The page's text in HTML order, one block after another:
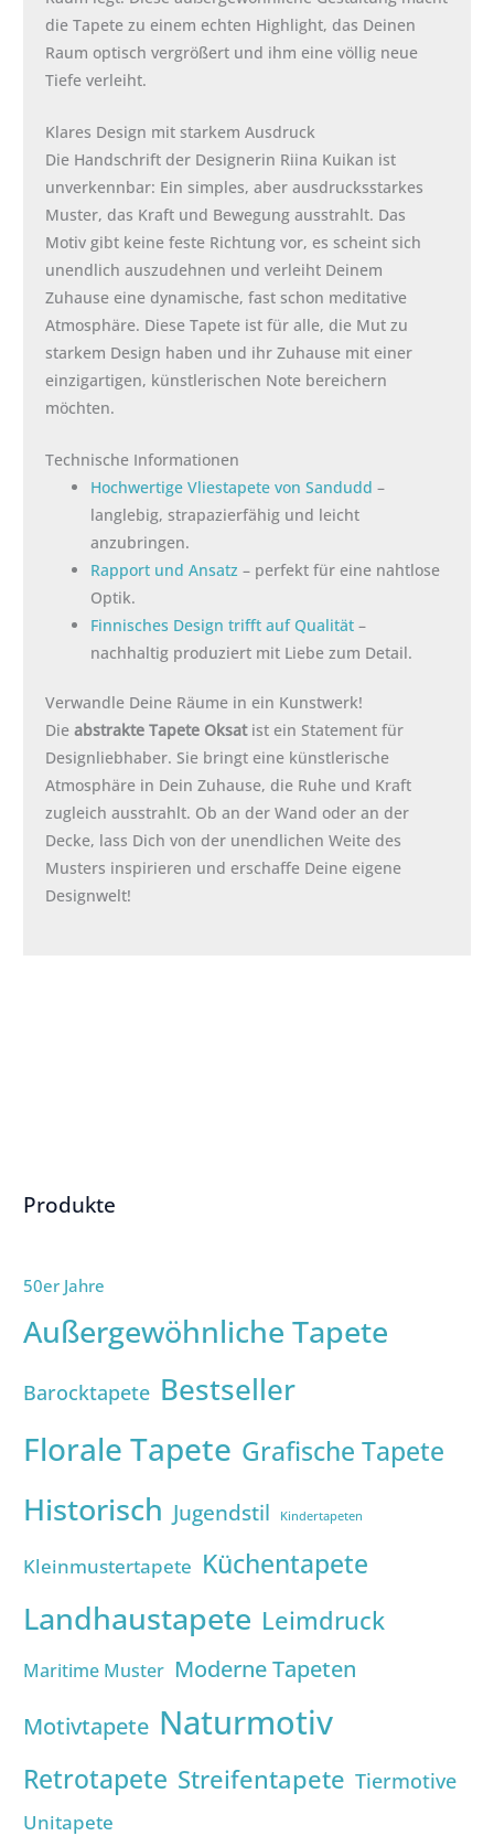
die Tapete zu einem echten Highlight, das Deinen
Raum optisch vergrößert und ihm eine völlig neue
Tiefe verleiht.
Klares Design mit starkem Ausdruck
Die Handschrift der Designerin Riina Kuikan ist
unverkennbar: Ein simples, aber ausdrucksstarkes
Muster, das Kraft und Bewegung ausstrahlt. Das
Motiv gibt keine feste Richtung vor, es scheint sich
unendlich auszudehnen und verleiht Deinem
Zuhause eine dynamische, fast schon meditative
Atmosphäre. Diese Tapete ist für alle, die Mut zu
starkem Design haben und ihr Zuhause mit einer
einzigartigen, künstlerischen Note bereichern
möchten.
Technische Informationen
Hochwertige Vliestapete von Sandudd –
langlebig, strapazierfähig und leicht
anzubringen.
Rapport und Ansatz – perfekt für eine nahtlose
Optik.
Finnisches Design trifft auf Qualität –
nachhaltig produziert mit Liebe zum Detail.
Verwandle Deine Räume in ein Kunstwerk!
Dieabstrakte Tapete Oksatist ein Statement für
Designliebhaber. Sie bringt eine künstlerische
Atmosphäre in Dein Zuhause, die Ruhe und Kraft
zugleich ausstrahlt. Ob an der Wand oder an der
Decke, lass Dich von der unendlichen Weite des
Musters inspirieren und erschaffe Deine eigene
Designwelt!
Produkte
50er Jahre
Außergewöhnliche Tapete
Barocktapete Bestseller
Florale Tapete Grafische Tapete
Historisch Jugendstil Kindertapeten
Kleinmustertapete Küchentapete
Landhaustapete Leimdruck
Maritime Muster Moderne Tapeten
Motivtapete Naturmotiv
Retrotapete Streifentapete Tiermotive
Unitapete